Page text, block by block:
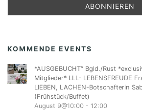
KOMMENDE EVENTS
*AUSGEBUCHT“ Bgld./Rust
Mitglieder* LLL- LEBENSFREUDE
LIEBEN, LACHEN-Botschafterin
(Frühstück/Buffet)
August 9@10:00 - 12:00